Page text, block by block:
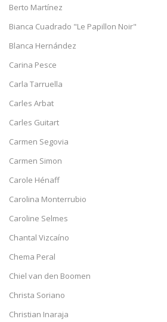
Berto Martínez
Bianca Cuadrado "Le Papillon Noir"
Blanca Hernández
Carina Pesce
Carla Tarruella
Carles Arbat
Carles Guitart
Carmen Segovia
Carmen Simon
Carole Hénaff
Carolina Monterrubio
Caroline Selmes
Chantal Vizcaíno
Chema Peral
Chiel van den Boomen
Christa Soriano
Christian Inaraja